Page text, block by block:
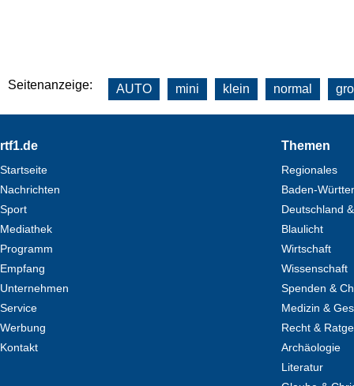
Seitenanzeige: AUTO mini klein normal
Footer
rtf1.de
Startseite
Nachrichten
Sport
Mediathek
Programm
Empfang
Unternehmen
Service
Werbung
Kontakt
Themen
Regionales
Baden-
Deutschland
Blaulicht
Wirtschaft
Wissenschaft
Spenden &
Medizin &
Recht &
Archäologie
Literatur